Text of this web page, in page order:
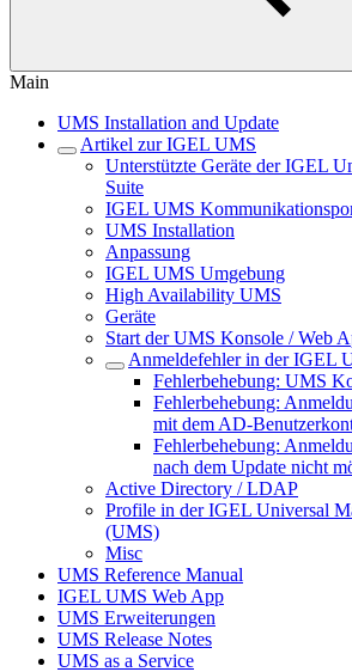
Main
UMS Installation and Update
Artikel zur IGEL UMS
Unterstützte Geräte der IGEL
Suite
IGEL UMS
UMS Installation
Anpassung
IGEL UMS Umgebung
High Availability UMS
Geräte
Start der UMS Konsole / Web
Anmeldefehler in der IGEL
Fehlerbehebung: UMS
Fehlerbehebung:
mit dem AD-
Fehlerbehebung:
nach dem Update nicht
Active Directory / LDAP
Profile in der IGEL Universal
(UMS)
Misc
UMS Reference Manual
IGEL UMS Web App
UMS Erweiterungen
UMS Release Notes
UMS as a Service